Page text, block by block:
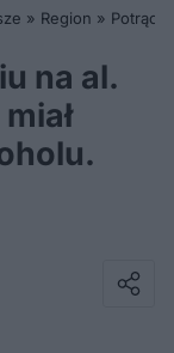
» Region »
na al.